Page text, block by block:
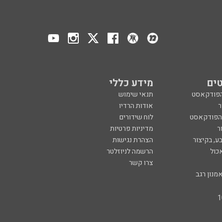
מידע כללי
תנאי שימוש
אודות הרדיו
הפודקאסט
לוח שידורים
מדיניות פרטיות
בקיצור
הצהרת נגישות
הרשמה לניוזלטר
צרו קשר
רגב